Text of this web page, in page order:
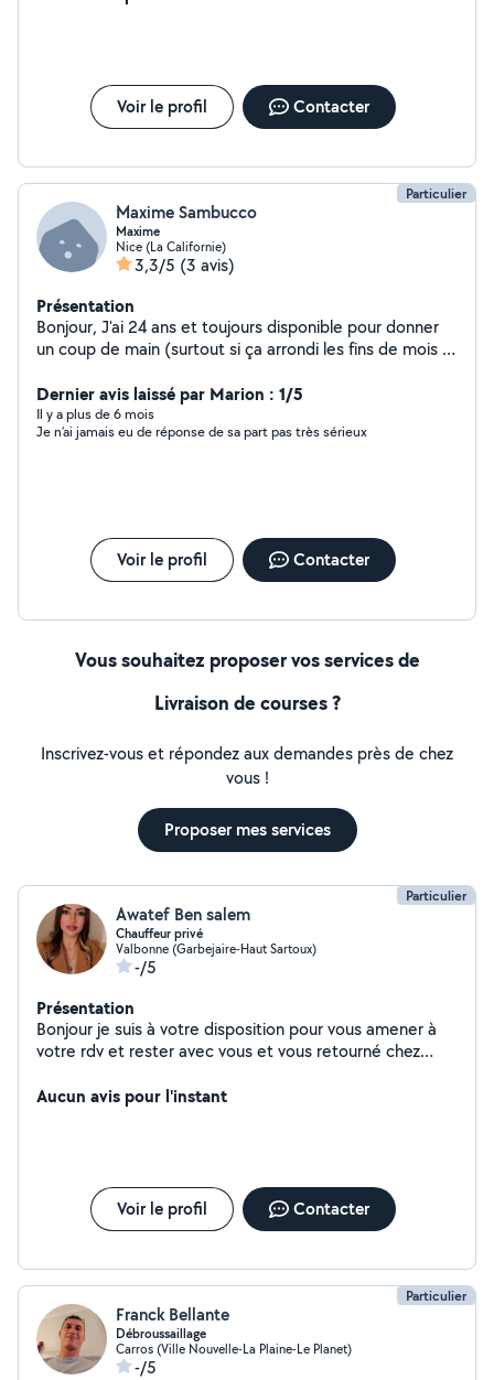
Voir le profil Contacter
Particulier
Maxime Sambucco
Maxime
Nice (La Californie)
3,3/5 (3 avis)
Présentation
Bonjour, J'ai 24 ans et toujours disponible pour donner
un coup de main (surtout si ça arrondi les fins de mois )
Dernier avis laissé par Marion : 1/5
Il y a plus de 6 mois
Je n’ai jamais eu de réponse de sa part pas très sérieux
Voir le profil Contacter
Vous souhaitez proposer vos services de
Livraison de courses ?
Inscrivez-vous et répondez aux demandes près de chez
vous !
Proposer mes services
Particulier
Awatef Ben salem
Chauffeur privé
Valbonne (Garbejaire-Haut Sartoux)
-/5
Présentation
Bonjour je suis à votre disposition pour vous amener à
votre rdv et rester avec vous et vous retourné chez
Aucun avis pour l'instant
Voir le profil Contacter
Particulier
Franck Bellante
Débroussaillage
Carros (Ville Nouvelle-La Plaine-Le Planet)
-/5